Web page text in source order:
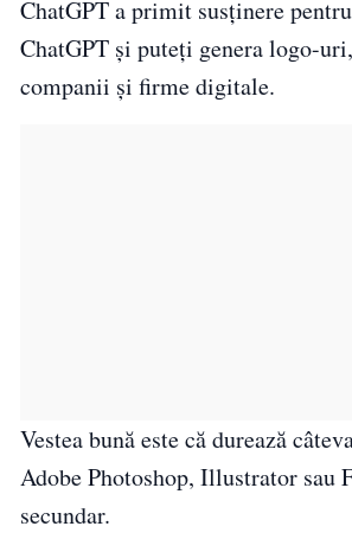
ChatGPT a primit susținere
ChatGPT și puteți genera logo-
companii și firme digitale.
Vestea bună este că durează
Adobe Photoshop, Illustrator sau
secundar.